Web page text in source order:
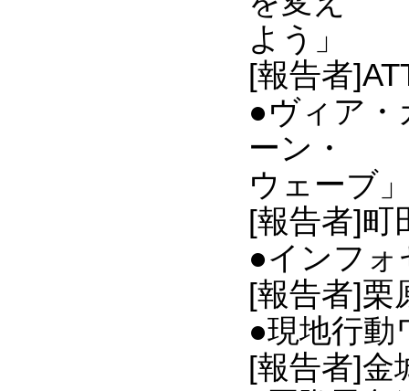
よう」
[報告者
●ヴィア・
ーン・
ウェーブ
[報告者]町
●インフ
[報告者]栗
●現地行動
[報告者]金